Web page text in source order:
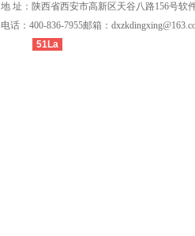
地址：陕西省西安市高新区天谷八路156号软
电话：400-836-7955邮箱：
51La